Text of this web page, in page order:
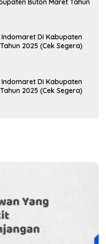
Buton Maret Tahun
Di Kabupaten
2025 (Cek Segera)
Di Kabupaten
2025 (Cek Segera)